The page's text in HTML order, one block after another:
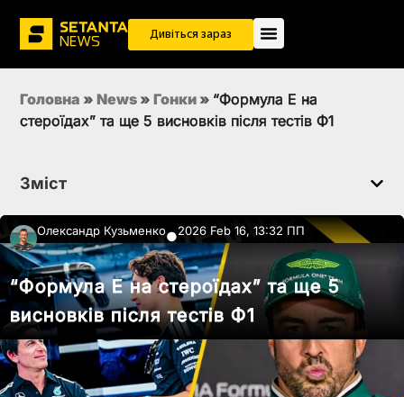
Дивіться зараз
Головна » News » Гонки » “Формула Е на
стероїдах” та ще 5 висновків після тестів Ф1
Зміст
Олександр Кузьменко●2026 Feb 16, 13:32 ПП
“Формула Е на стероїдах” та ще 5
висновків після тестів Ф1